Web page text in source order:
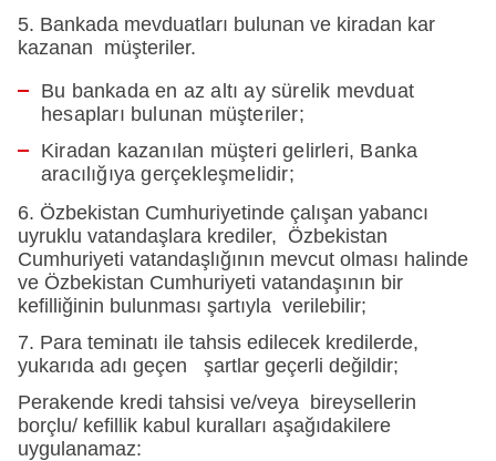
5. Bankada mevduatları bulunan ve kiradan kar
kazanan müşteriler.
Bu bankada en az altı ay sürelik mevduat
hesapları bulunan müşteriler;
Kiradan kazanılan müşteri gelirleri, Banka
aracılığıya gerçekleşmelidir;
6. Özbekistan Cumhuriyetinde çalışan yabancı
uyruklu vatandaşlara krediler, Özbekistan
Cumhuriyeti vatandaşlığının mevcut olması halinde
ve Özbekistan Cumhuriyeti vatandaşının bir
kefilliğinin bulunması şartıyla verilebilir;
7. Para teminatı ile tahsis edilecek kredilerde,
yukarıda adı geçen şartlar geçerli değildir;
Perakende kredi tahsisi ve/veya bireysellerin
borçlu/ kefillik kabul kuralları aşağıdakilere
uygulanamaz: